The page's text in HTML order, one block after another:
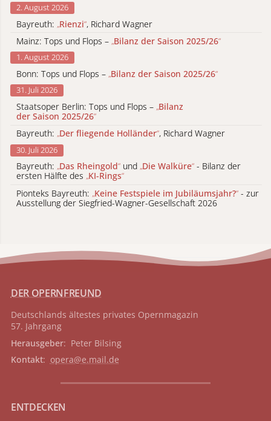
2. August 2026
Bayreuth: „Rienzi“, Richard Wagner
Mainz: Tops und Flops – „Bilanz der Saison 2025/26“
1. August 2026
Bonn: Tops und Flops – „Bilanz der Saison 2025/26“
31. Juli 2026
Staatsoper Berlin: Tops und Flops – „Bilanz
der Saison 2025/26“
Bayreuth: „Der fliegende Holländer“, Richard Wagner
30. Juli 2026
Bayreuth: „Das Rheingold“ und „Die Walküre“ - Bilanz der
ersten Hälfte des „KI-Rings“
Pionteks Bayreuth: „Keine Festspiele im Jubiläumsjahr?“ - zur
Ausstellung der Siegfried-Wagner-Gesellschaft 2026
DER OPERNFREUND
Deutschlands ältestes privates Opernmagazin
57. Jahrgang
Herausgeber: Peter Bilsing
Kontakt: opera@e.mail.de
ENTDECKEN